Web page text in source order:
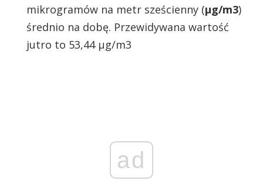
mikrogramów na metr sześcienny (µg/m3)
średnio na dobę. Przewidywana wartość
jutro to 53,44 µg/m3
ad